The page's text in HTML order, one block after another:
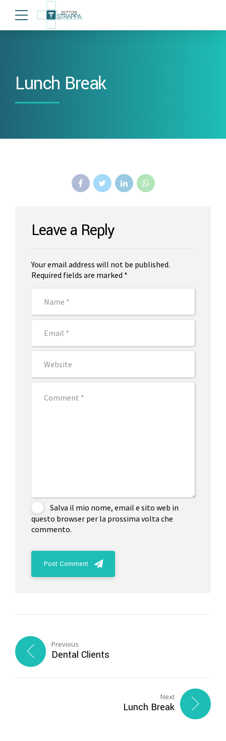
Lunch Break
Leave a Reply
Your email address will not be published.
Required fields are marked *
Salva il mio nome, email e sito web in
questo browser per la prossima volta che
commento.
Post Comment
Previous
Dental Clients
Next
Lunch Break